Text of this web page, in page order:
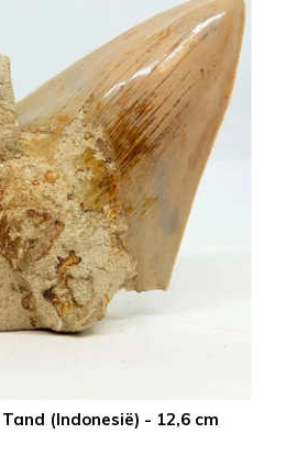
(Indonesië) - 12,6 cm